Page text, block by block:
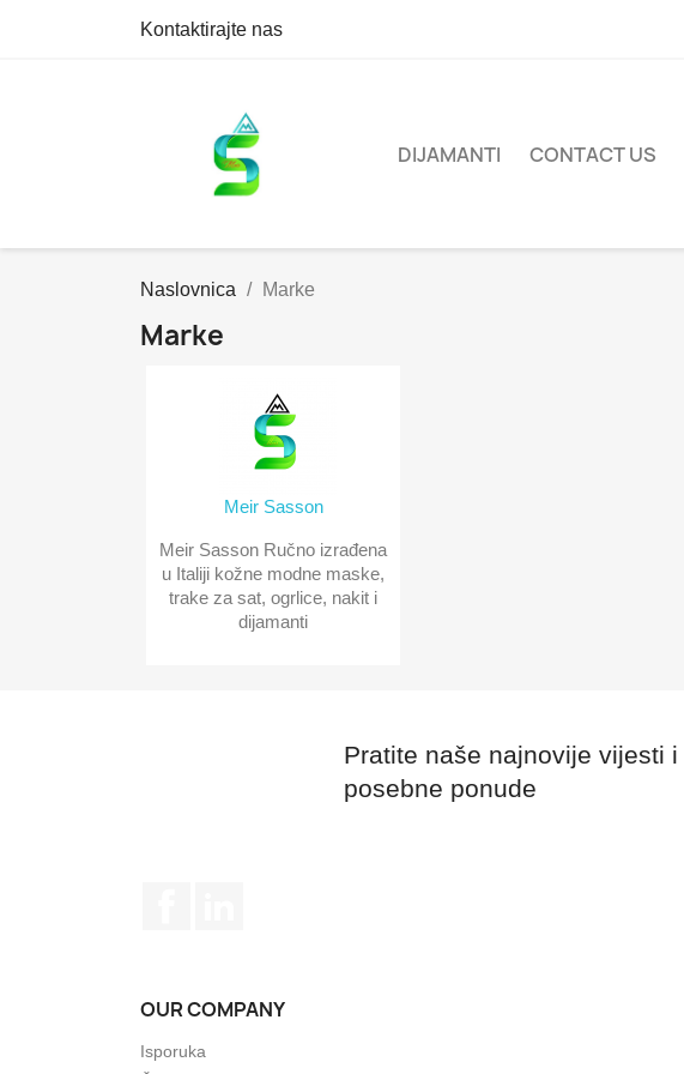
Kontaktirajte nas
DIJAMANTI CONTACT US
Naslovnica Marke
Marke
Meir Sasson
Meir Sasson Ručno izrađena
u Italiji kožne modne maske,
trake za sat, ogrlice, nakit i
dijamanti
Pratite naše najnovije vijesti i
posebne ponude
OUR COMPANY
Isporuka